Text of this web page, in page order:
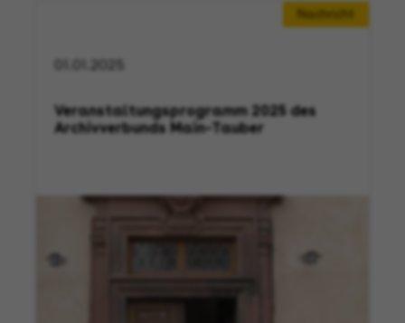
Nachricht
01.01.2025
Veranstaltungsprogramm 2025 des
Archivverbunds Main–Tauber